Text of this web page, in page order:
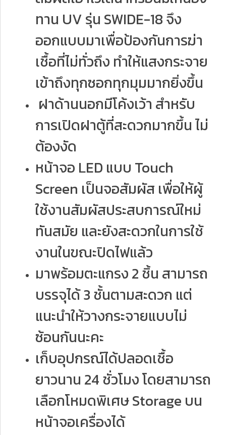
ทาน UV รุ่น SWIDE-18 จึง
ออกแบบมาเพื่อป้องกันการฆ่า
เชื้อที่ไม่ทั่วถึง ทำให้แสงกระจาย
เข้าถึงทุกซอกทุกมุมมากยิ่งขึ้น
ฝาด้านนอกมีโค้งเว้า สำหรับ
การเปิดฝาตู้ที่สะดวกมากขึ้น ไม่
ต้องงัด
หน้าจอ LED แบบ Touch
Screen เป็นจอสัมผัส เพื่อให้ผู้
ใช้งานสัมผัสประสบการณ์ใหม่
ทันสมัย และยังสะดวกในการใช้
งานในขณะปิดไฟแล้ว
มาพร้อมตะแกรง 2 ชิ้น สามารถ
บรรจุได้ 3 ชั้นตามสะดวก แต่
แนะนำให้วางกระจายแบบไม่
ซ้อนกันนะคะ
เก็บอุปกรณ์ได้ปลอดเชื้อ
ยาวนาน 24 ชั่วโมง โดยสามารถ
เลือกโหมดพิเศษ Storage บน
หน้าจอเครื่องได้